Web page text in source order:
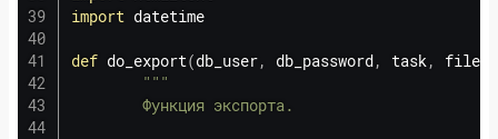
import datetime
def do_export(db_user, db_password, task,
"""
        Функция экспорта.